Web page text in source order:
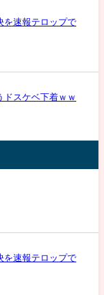
を速報テロップで
ドスケベ下着ｗｗ
を速報テロップで